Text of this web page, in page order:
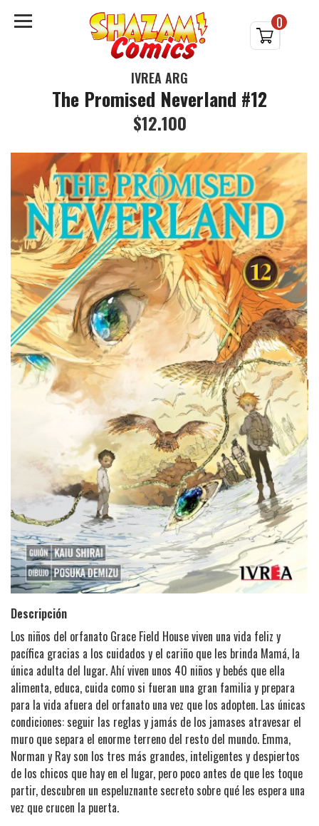
0
IVREA ARG
The Promised Neverland #12
$12.100
Descripción
Los niños del orfanato Grace Field House viven una vida feliz y
pacífica gracias a los cuidados y el cariño que les brinda Mamá, la
única adulta del lugar. Ahí viven unos 40 niños y bebés que ella
alimenta, educa, cuida como si fueran una gran familia y prepara
para la vida afuera del orfanato una vez que los adopten. Las únicas
condiciones: seguir las reglas y jamás de los jamases atravesar el
muro que separa el enorme terreno del resto del mundo. Emma,
Norman y Ray son los tres más grandes, inteligentes y despiertos
de los chicos que hay en el lugar, pero poco antes de que les toque
partir, descubren un espeluznante secreto sobre qué les espera una
vez que crucen la puerta.